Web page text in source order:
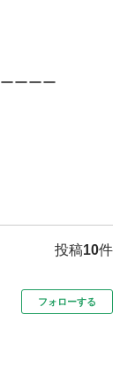
ーーー
投稿10件
フォローする